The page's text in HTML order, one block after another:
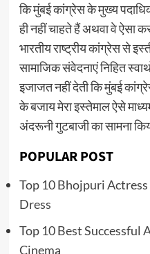
कि मुंबई कांग्रेस के मुख्य
ही नहीं चाहते हैं अथवा वे ऐसा
भारतीय राष्ट्रीय कांग्रेस से
सामाजिक संवेदनाएं निहित
इजाजत नहीं देती कि मुंबई
के बजाय मेरा इस्तेमाल ऐसे
अंदरूनी गुटबाजी का सामना
POPULAR POST
Top 10 Bhojpuri
Dress
Top 10 Best Successful
Cinema